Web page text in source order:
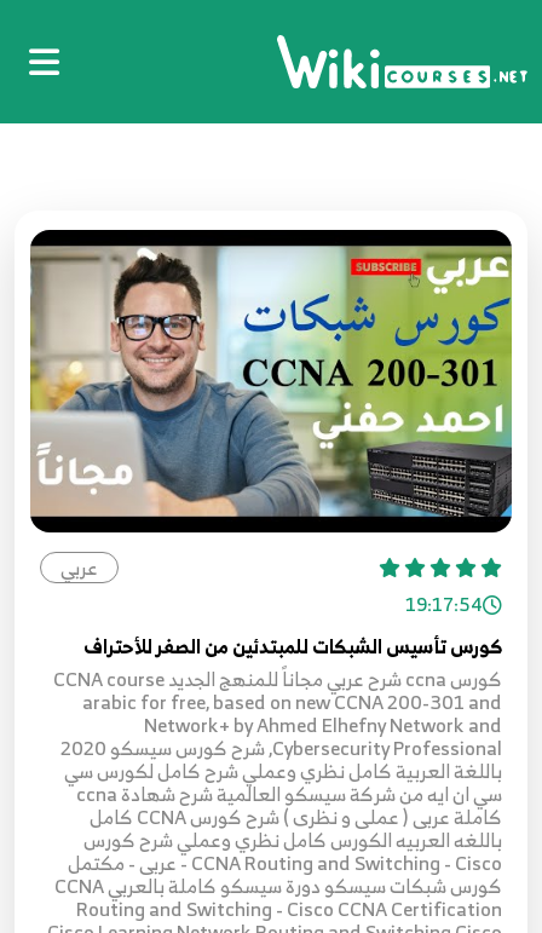
عربي
19:17:54
كورس تأسيس الشبكات للمبتدئين من الصفر للأحتراف
كورس ccna شرح عربي مجاناً للمنهج الجديد CCNA course
arabic for free, based on new CCNA 200-301 and
Network+ by Ahmed Elhefny Network and
Cybersecurity Professional, شرح كورس سيسكو 2020
باللغة العربية كامل نظري وعملي شرح كامل لكورس سي
سي ان ايه من شركة سيسكو العالمية شرح شهادة ccna
كاملة عربى ( عملى و نظرى ) شرح كورس CCNA كامل
باللغه العربيه الكورس كامل نظري وعملي شرح كورس
CCNA Routing and Switching - Cisco - عربى - مكتمل
كورس شبكات سيسكو دورة سيسكو كاملة بالعربي CCNA
Routing and Switching - Cisco CCNA Certification